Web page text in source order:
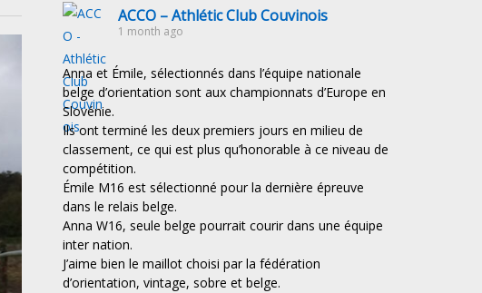
ACCO – Athlétic Club Couvinois
1 month ago
Anna et Émile, sélectionnés dans l’équipe nationale
belge d’orientation sont aux championnats d’Europe en
Slovénie.
Ils ont terminé les deux premiers jours en milieu de
classement, ce qui est plus qu’honorable à ce niveau de
compétition.
Émile M16 est sélectionné pour la dernière épreuve
dans le relais belge.
Anna W16, seule belge pourrait courir dans une équipe
inter nation.
J’aime bien le maillot choisi par la fédération
d’orientation, vintage, sobre et belge.